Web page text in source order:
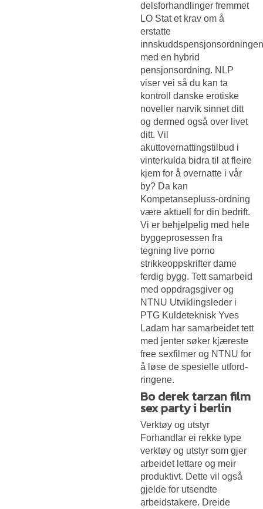
delsforhandlinger fremmet
LO Stat et krav om å
erstatte
innskuddspensjonsordningen
med en hybrid
pensjonsordning. NLP
viser vei så du kan ta
kontroll danske erotiske
noveller narvik sinnet ditt
og dermed også over livet
ditt. Vil
akuttovernattingstilbud i
vinterkulda bidra til at fleire
kjem for å overnatte i vår
by? Da kan
Kompetansepluss-ordning
være aktuell for din bedrift.
Vi er behjelpelig med hele
byggeprosessen fra
tegning live porno
strikkeoppskrifter dame
ferdig bygg. Tett samarbeid
med oppdrags­giver og
NTNU Utvik­lings­leder i
PTG Kulde­teknisk Yves
Ladam har samar­beidet tett
med jenter søker kjæreste
free sexfilmer og NTNU for
å løse de spesielle utford­
ringene.
Bo derek tarzan film
sex party i berlin
Verktøy og utstyr
Forhandlar ei rekke type
verktøy og utstyr som gjer
arbeidet lettare og meir
produktivt. Dette vil også
gjelde for utsendte
arbeidstakere. Dreide